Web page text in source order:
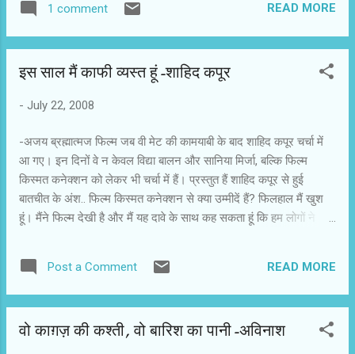
को मजबूर कर ही देती है. ऐसे में, एक घिसी पिटी कहानी पर बनाई गई एक छोटी
सी त्रिआयामी एनीमेशन फिल्म – बिग बक बन्नी देखना कई मामलों में सुकून
स्रोत अनुप्रयोग की सहायता से तैयार किया गया है. इस फिल्म को क्रिएटिव
व लोगों में वितरित कर सकता है. यानी आपको इसे देखने के लिए इसे खरीदने की
1 comment READ MORE
इस साल मैं काफी व्यस्त हूं-शाहिद कपूर
- July 22, 2008
-अजय ब्रह्मात्मज फिल्म जब वी मेट की कामयाबी के बाद शाहिद कपूर चर्चा में
आ गए। इन दिनों वे न केवल विद्या बालन और सानिया मिर्जा, बल्कि फिल्म
किस्मत कनेक्शन को लेकर भी चर्चा में हैं। प्रस्तुत हैं शाहिद कपूर से हुई
बातचीत के अंश.. फिल्म किस्मत कनेक्शन से क्या उम्मीदें हैं? फिलहाल मैं खुश
हूं। मैंने फिल्म देखी है और मैं यह दावे के साथ कह सकता हूं कि हम लोगों ने
खुशी के साथ दर्शकों के रिऐक्शन के बारे में जानने की उत्सुकता है। अंतिम
फैसला तो वही करेंगे! यह फिल्म रोमांटिक कॉमेडी है। उम्मीद है, लोग फिल्म को
पसंद करेंगे। अजीज मिर्जा के साथ काम करने का अनुभव कैसा रहा? शुरू में
अंकल साठ से ज्यादा के हैं। हमारा कनेक्शन मालूम नहीं कैसा होगा! लेकिन मैं
Post a Comment READ MORE
वो काग़ज़ की कश्‍ती, वो बारिश का पानी-अविनाश